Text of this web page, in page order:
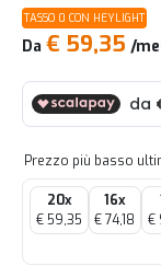
TASSO 0 CON HEYLIGHT
Da € 59,35 /
Prezzo più basso
20x
€ 59,35
16x
€ 74,18
€